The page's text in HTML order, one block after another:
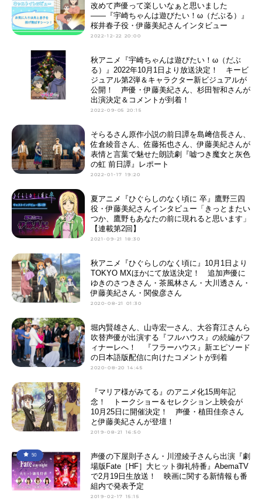
改めて声優って楽しいなぁと思いました
――『宇崎ちゃんは遊びたい！ω（だぶる）』
桜井春子役・伊藤美紀さんインタビュー
2022-12-22 20:00
秋アニメ『宇崎ちゃんは遊びたい！ω（だぶ
る）』2022年10月1日より放送決定！ キービ
ジュアル第2弾＆キャラクター新ビジュアルが
公開！ 声優・伊藤美紀さん、杉田智和さんが
出演決定＆コメントが到着！
2022-09-05 20:15
そらるさん原作小説の前日譚を島﨑信長さん、
佐倉綾音さん、佐藤拓也さん、伊藤美紀さんが
表情と言葉で魅せた朗読劇『嘘つき魔女と灰色
の虹 前日譚』レポート
2022-01-17 19:20
夏アニメ『ひぐらしのなく頃に 卒』鷹野三四
役・伊藤美紀さんインタビュー「きっとまたい
つか、鷹野もあなたの前に現れると思います」
【連載第2回】
2021-09-21 18:30
秋アニメ『ひぐらしのなく頃に』10月1日より
TOKYO MXほかにて放送決定！ 追加声優に
ゆきのさつきさん・茶風林さん・大川透さん・
伊藤美紀さん・関俊彦さん
2020-08-21 01:30
堀内賢雄さん、山寺宏一さん、大谷育江さんら
吹替声優が出演する『フルハウス』の続編がフ
ィナーレへ！ 『フラーハウス』新エピソード
の日本語版配信に向けたコメントが到着
2020-08-20 14:45
『マリア様がみてる』のアニメ化15周年記
念！ トークショー＆セレクション上映会が
10月25日に開催決定！ 声優・植田佳奈さん
と伊藤美紀さんが登壇！
2019-08-21 16:50
50
声優の下屋則子さん・川澄綾子さんら出演『劇
場版Fate［HF］大ヒット御礼特番』AbemaTV
で2月19日生放送！ 映画に関する新情報も番
組内で発表予定
2019-02-17 15:15